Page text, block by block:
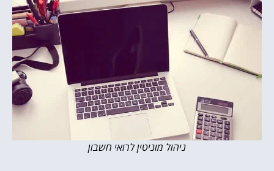
ניהול מוניטין לרואי חשבון